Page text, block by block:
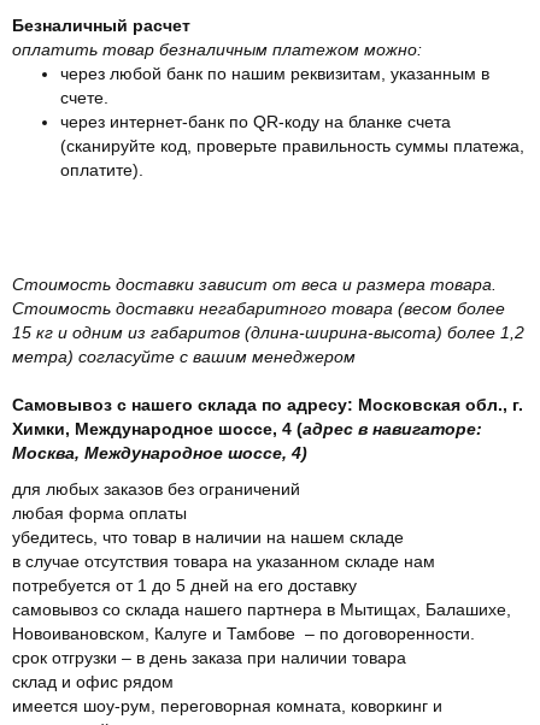
Безналичный расчет
оплатить товар безналичным платежом можно:
через любой банк по нашим реквизитам, указанным в
счете.
через интернет-банк по QR-коду на бланке счета
(сканируйте код, проверьте правильность суммы платежа,
оплатите).
Стоимость доставки зависит от веса и размера товара.
Стоимость доставки негабаритного товара (весом более
15 кг и одним из габаритов (длина-ширина-высота) более 1,2
метра) согласуйте с вашим менеджером
Самовывоз с нашего склада по адресу: Московская обл., г.
Химки, Международное шоссе, 4 (адрес в навигаторе:
Москва, Международное шоссе, 4)
для любых заказов без ограничений
любая форма оплаты
убедитесь, что товар в наличии на нашем складе
в случае отсутствия товара на указанном складе нам
потребуется от 1 до 5 дней на его доставку
самовывоз со склада нашего партнера в Мытищах, Балашихе,
Новоивановском, Калуге и Тамбове – по договоренности.
срок отгрузки – в день заказа при наличии товара
склад и офис рядом
имеется шоу-рум, переговорная комната, коворкинг и